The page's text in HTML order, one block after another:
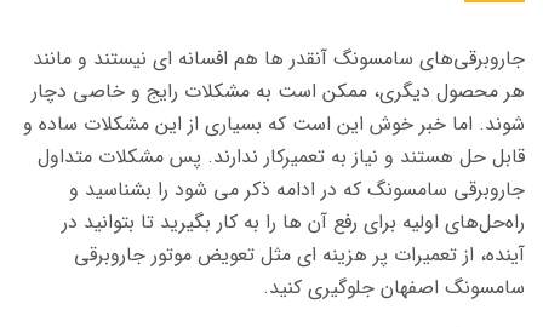
جاروبرقی‌های سامسونگ آنقدر ها هم افسانه ای نیستند و مانند
هر محصول دیگری، ممکن است به مشکلات رایج و خاصی دچار
شوند. اما خبر خوش این است که بسیاری از این مشکلات ساده و
قابل حل هستند و نیاز به تعمیرکار ندارند. پس مشکلات متداول
جاروبرقی سامسونگ که در ادامه ذکر می شود را بشناسید و
راه‌حل‌های اولیه برای رفع آن ها را به کار بگیرید تا بتوانید در
آینده، از تعمیرات پر هزینه ای مثل تعویض موتور جاروبرقی
سامسونگ اصفهان جلوگیری کنید.